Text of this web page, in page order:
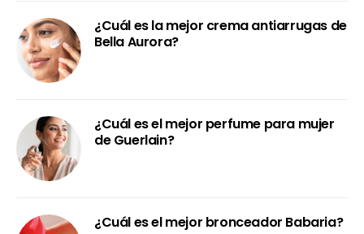
¿Cuál es la mejor crema antiarrugas de
Bella Aurora?
¿Cuál es el mejor perfume para mujer
de Guerlain?
¿Cuál es el mejor bronceador Babaria?